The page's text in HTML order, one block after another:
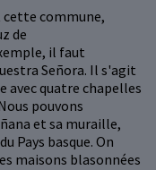
commune,
de
il faut
Señora. Il s'agit
avec quatre chapelles
pouvons
et sa muraille,
Pays basque. On
maisons blasonnées